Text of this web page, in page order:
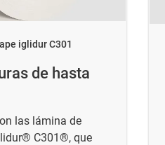
iglidur C301
de hasta
las lámina de
C301®, que